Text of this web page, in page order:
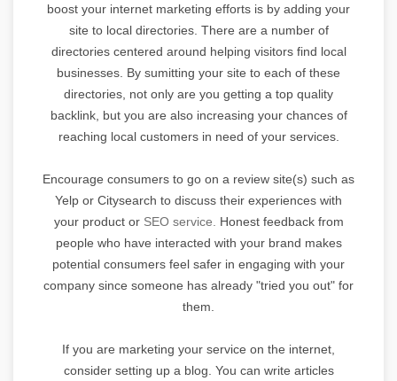
boost your internet marketing efforts is by adding your
site to local directories. There are a number of
directories centered around helping visitors find local
businesses. By sumitting your site to each of these
directories, not only are you getting a top quality
backlink, but you are also increasing your chances of
reaching local customers in need of your services.
Encourage consumers to go on a review site(s) such as
Yelp or Citysearch to discuss their experiences with
your product or SEO service.
Honest feedback from
people who have interacted with your brand makes
potential consumers feel safer in engaging with your
company since someone has already "tried you out" for
them.
If you are marketing your service on the internet,
consider setting up a blog. You can write articles